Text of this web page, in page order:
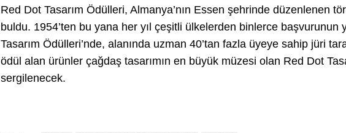
Red Dot Tasarım Ödülleri, Almanya’nın Essen şehrinde düzenlenen
buldu. 1954’ten bu yana her yıl çeşitli ülkelerden binlerce başvurunun
Tasarım Ödülleri’nde, alanında uzman 40’tan fazla üyeye sahip jüri
ödül alan ürünler çağdaş tasarımın en büyük müzesi olan Red Dot
sergilenecek.